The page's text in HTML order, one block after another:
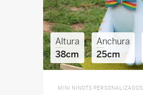
Altura
38cm
Anchura
25cm
MINI NINOTS PERSONALIZADOS